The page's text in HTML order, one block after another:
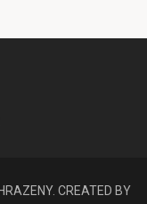
CREATED BY